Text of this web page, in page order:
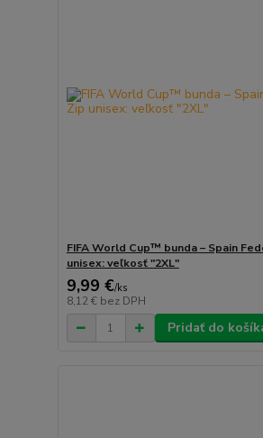
FIFA World Cup™ bunda – Spain
unisex: veľkosť "2XL"
9,99 €/ks
8,12 € bez DPH
Pridať do